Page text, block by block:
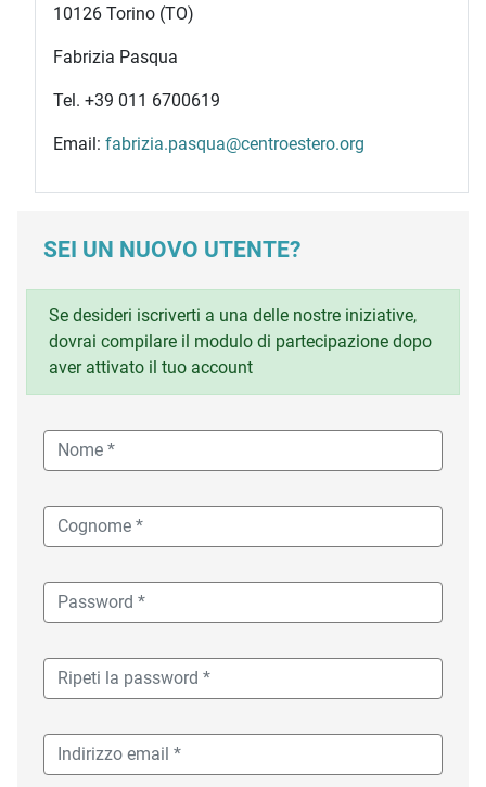
10126 Torino (TO)
Fabrizia Pasqua
Tel. +39 011 6700619
Email: fabrizia.pasqua@centroestero.org
SEI UN NUOVO UTENTE?
Se desideri iscriverti a una delle nostre iniziative,
dovrai compilare il modulo di partecipazione dopo
aver attivato il tuo account